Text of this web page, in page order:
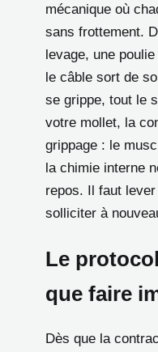
mécanique où
sans frottement.
levage, une
le câble sort de
se grippe, tout le
votre mollet, la
grippage : le
la chimie interne
repos. Il faut
solliciter à
Le
que faire
Dès que la